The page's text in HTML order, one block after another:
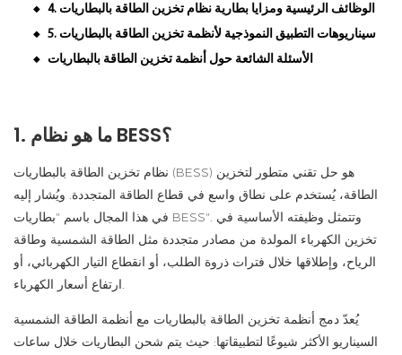
◆ 4. الوظائف الرئيسية ومزايا بطارية نظام تخزين الطاقة بالبطاريات
◆ 5. سيناريوهات التطبيق النموذجية لأنظمة تخزين الطاقة بالبطاريات
◆ الأسئلة الشائعة حول أنظمة تخزين الطاقة بالبطاريات
1. ما هو نظام BESS؟
نظام تخزين الطاقة بالبطاريات (BESS) هو حل تقني متطور لتخزين
الطاقة، يُستخدم على نطاق واسع في قطاع الطاقة المتجددة. ويُشار إليه
في هذا المجال باسم "بطاريات BESS". وتتمثل وظيفته الأساسية في
تخزين الكهرباء المولدة من مصادر متجددة مثل الطاقة الشمسية وطاقة
الرياح، وإطلاقها خلال فترات ذروة الطلب، أو انقطاع التيار الكهربائي، أو
ارتفاع أسعار الكهرباء.
يُعدّ دمج أنظمة تخزين الطاقة بالبطاريات مع أنظمة الطاقة الشمسية
السيناريو الأكثر شيوعًا لتطبيقاتها: حيث يتم شحن البطاريات خلال ساعات